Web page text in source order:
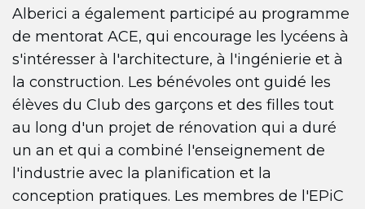
Alberici a également participé au programme
de mentorat ACE, qui encourage les lycéens à
s'intéresser à l'architecture, à l'ingénierie et à
la construction. Les bénévoles ont guidé les
élèves du Club des garçons et des filles tout
au long d'un projet de rénovation qui a duré
un an et qui a combiné l'enseignement de
l'industrie avec la planification et la
conception pratiques. Les membres de l'EPiC